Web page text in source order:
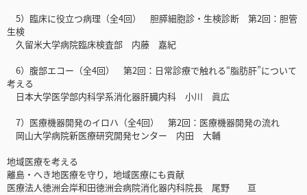
5）臨床に役立つ病理（全4回） 胆膵細胞診・生検診断 第2回：胆管
生検
久留米大学病院臨床検査部 内藤 嘉紀
6）腹部エコー（全4回） 第2回：日常診療で触れる“脂肪肝”について
考える
日本大学医学部内科学系消化器肝臓内科 小川 眞広
7）医療機器開発のイロハ（全4回） 第2回：医療機器開発の流れ
岡山大学病院新医療研究開発センター 内田 大輔
地域医療を考える
離島・へき地医療を守り，地域医療にも貢献
医療法人徳洲会岸和田徳洲会病院消化器内科院長 尾野 亘